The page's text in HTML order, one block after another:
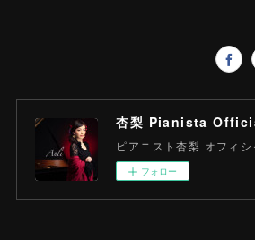
杏梨 Pianista
ピアニスト杏梨 オフィ
フォロー